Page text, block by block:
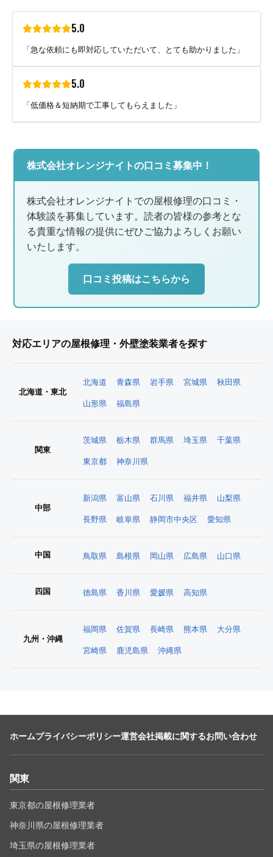
5.0
「急な依頼にも即対応していただいて、とても助かりました」
5.0
「低価格＆短納期で工事してもらえました」
株式会社オレンジナイトの口コミ募集中！
株式会社オレンジナイトでの屋根修理の口コミ・
体験談を募集しています。読者の皆様の参考とな
る貴重な情報の提供にぜひご協力よろしくお願い
いたします。
口コミ投稿はこちらから
対応エリアの屋根修理・外壁塗装業者を探す
北海道・東北
北海道 青森県 岩手県 宮城県 秋田県
山形県 福島県
関東
茨城県 栃木県 群馬県 埼玉県 千葉県
東京都 神奈川県
中部
新潟県 富山県 石川県 福井県 山梨県
長野県 岐阜県 静岡市中央区 愛知県
中国 鳥取県 島根県 岡山県 広島県 山口県
四国 徳島県 香川県 愛媛県 高知県
九州・沖縄
福岡県 佐賀県 長崎県 熊本県 大分県
宮崎県 鹿児島県 沖縄県
ホームプライバシーポリシー運営会社掲載に関するお問い合わせ
関東
東京都の屋根修理業者
神奈川県の屋根修理業者
埼玉県の屋根修理業者